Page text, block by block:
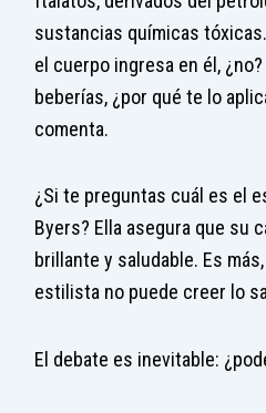
sustancias químicas
el cuerpo ingresa en él,
beberías, ¿por qué te lo
comenta.
¿Si te preguntas cuál es el
Byers? Ella asegura que su
brillante y saludable. Es
estilista no puede creer lo
El debate es inevitable: